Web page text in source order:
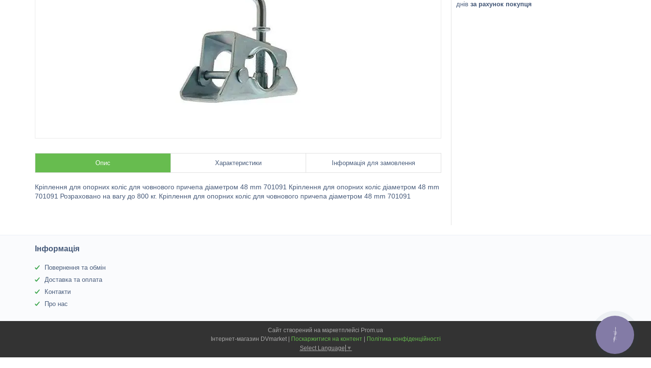
Опис Характеристики Інформація для замовлення
Кріплення для опорних коліс для човнового причепа діаметром 48 mm 701091 Кріплення для опорних коліс діаметром 48 mm
701091 Розраховано на вагу до 800 кг. Кріплення для опорних коліс для човнового причепа діаметром 48 mm 701091
днів за рахунок покупця
Інформація
Повернення та обмін
Доставка та оплата
Контакти
Про нас
Сайт створений на маркетплейсі Prom.ua
Поскаржитися на контент
Політика конфіденційності
Select Language ▼
КНОПКА
ЗВ'ЯЗКУ